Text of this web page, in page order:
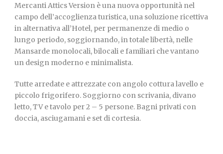
Mercanti Attics Version è una nuova opportunità nel
campo dell’accoglienza turistica, una soluzione ricettiva
in alternativa all’Hotel, per permanenze di medio o
lungo periodo, soggiornando, in totale libertà, nelle
Mansarde monolocali, bilocali e familiari che vantano
un design moderno e minimalista.
Tutte arredate e attrezzate con angolo cottura lavello e
piccolo frigorifero. Soggiorno con scrivania, divano
letto, TV e tavolo per 2 – 5 persone. Bagni privati con
doccia, asciugamani e set di cortesia.